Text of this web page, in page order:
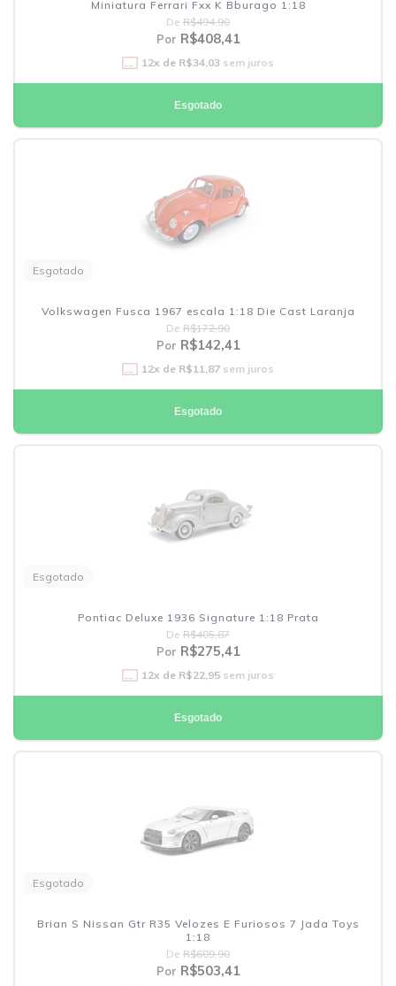
Miniatura Ferrari Fxx K Bburago 1:18
De R$494,90
Por R$408,41
12x de R$34,03 sem juros
Esgotado
Esgotado
Volkswagen Fusca 1967 escala 1:18 Die Cast Laranja
De R$172,90
Por R$142,41
12x de R$11,87 sem juros
Esgotado
Esgotado
Pontiac Deluxe 1936 Signature 1:18 Prata
De R$405,87
Por R$275,41
12x de R$22,95 sem juros
Esgotado
Esgotado
Brian S Nissan Gtr R35 Velozes E Furiosos 7 Jada Toys
1:18
De R$609,90
Por R$503,41